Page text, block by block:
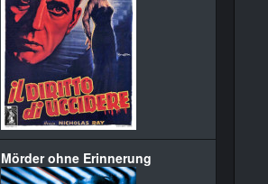
Mörder ohne Erinnerung